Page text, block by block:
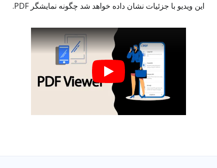
این ویدیو با جزئیات نشان داده خواهد شد چگونه نمایشگر PDF.